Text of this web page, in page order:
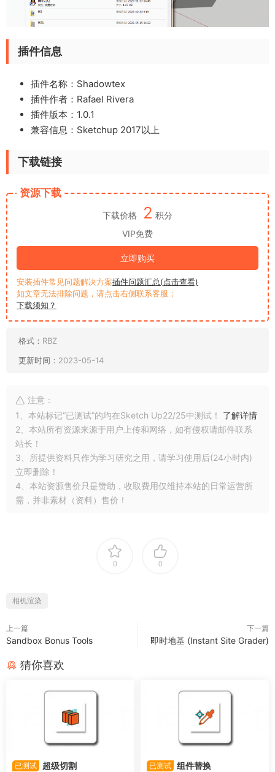
插件信息
插件名称：Shadowtex
插件作者：Rafael Rivera
插件版本：1.0.1
兼容信息：Sketchup 2017以上
下载链接
资源下载
下载价格 2 积分
VIP免费
立即购买
安装插件常见问题解决方案插件问题汇总(点击查看)
如文章无法排除问题，请点击右侧联系客服；
下载须知？
格式： RBZ
更新时间： 2023-05-14
注意：
1、本站标记“已测试”的均在Sketch Up22/25中测试！ 了解详情
2、本站所有资源来源于用户上传和网络，如有侵权请邮件联系
站长！
3、所提供资料只作为学习研究之用，请学习使用后(24小时内)
立即删除！
4、本站资源售价只是赞助，收取费用仅维持本站的日常运营所
需，并非素材（资料）售价！
0 0
相机渲染
上一篇
Sandbox Bonus Tools
下一篇
即时地基 (Instant Site Grader)
猜你喜欢
已测试 超级切割 已测试 组件替换